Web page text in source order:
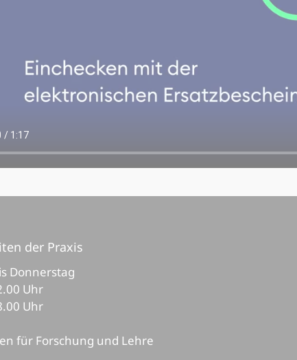
der Praxis
Donnerstag
Uhr
Uhr
für Forschung und Lehre